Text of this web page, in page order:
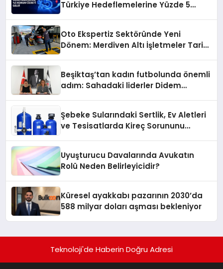
Türkiye Hedeflemelerine Yüzde 5
Oto Ekspertiz Sektöründe Yeni
Dönem: Merdiven Altı İşletmeler Tarih
Beşiktaş’tan kadın futbolunda önemli
adım: Sahadaki liderler Didem
Şebeke Sularındaki Sertlik, Ev Aletleri
ve Tesisatlarda Kireç Sorununu
Uyuşturucu Davalarında Avukatın
Rolü Neden Belirleyicidir?
Küresel ayakkabı pazarının 2030’da
588 milyar doları aşması bekleniyor
Teknoloji'de Haberin Doğru Adresi